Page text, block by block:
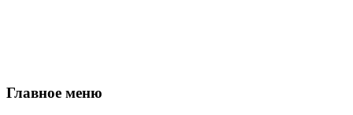
Главное меню